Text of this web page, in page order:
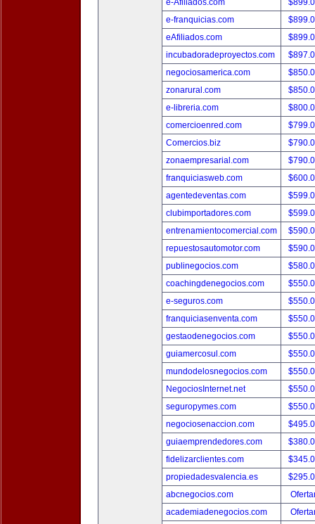
e-Afiliados.com
e-franquicias.com
eAfiliados.com
incubadoradeproyectos.com
negociosamerica.com
zonarural.com
e-libreria.com
comercioenred.com
Comercios.biz
zonaempresarial.com
franquiciasweb.com
agentedeventas.com
clubimportadores.com
entrenamientocomercial.com
repuestosautomotor.com
publinegocios.com
coachingdenegocios.com
e-seguros.com
franquiciasenventa.com
gestaodenegocios.com
guiamercosul.com
mundodelosnegocios.com
NegociosInternet.net
seguropymes.com
negociosenaccion.com
guiaemprendedores.com
fidelizarclientes.com
propiedadesvalencia.es
abcnegocios.com
academiadenegocios.com